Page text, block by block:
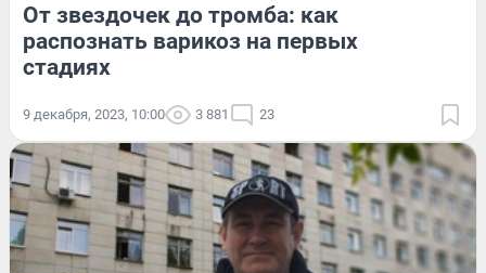
От звездочек до тромба: как
распознать варикоз на первых
стадиях
9 декабря, 2023, 10:00 3 881 23